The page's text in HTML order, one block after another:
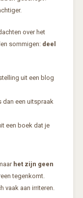
over het
sommigen: deel
uit een blog
dan een uitspraak
een boek dat je
het zijn geen
tegenkomt.
vaak aan irriteren.